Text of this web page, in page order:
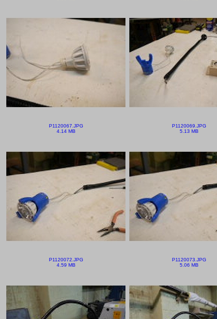
P1120067.JPG
4.14 MB
P1120069.JPG
5.13 MB
P1120072.JPG
4.59 MB
P1120073.JPG
5.06 MB